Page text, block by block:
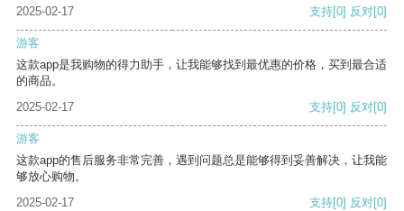
2025-02-17
支持[0] 反对[0]
游客
这款app是我购物的得力助手，让我能够找到最优惠的价格，买到最合适
的商品。
2025-02-17
支持[0] 反对[0]
游客
这款app的售后服务非常完善，遇到问题总是能够得到妥善解决，让我能
够放心购物。
2025-02-17
支持[0] 反对[0]